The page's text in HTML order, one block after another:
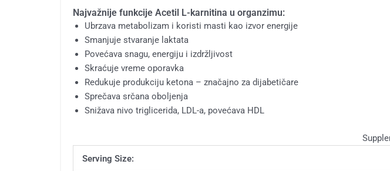
Najvažnije funkcije Acetil L-karnitina u organzimu:
Ubrzava metabolizam i koristi masti kao izvor energije
Smanjuje stvaranje laktata
Povećava snagu, energiju i izdržljivost
Skraćuje vreme oporavka
Redukuje produkciju ketona – značajno za dijabetičare
Sprečava srčana oboljenja
Snižava nivo triglicerida, LDL-a, povećava HDL
Serving Size: